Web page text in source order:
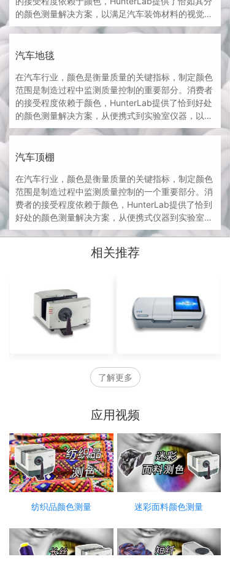
的颜色测量解决方案，以满足汽车装饰材料的视觉感
知质量标准。
汽车地毯
在汽车行业，颜色是衡量质量的关键指标，制定颜色
范围是制造过程中监测质量控制的重要部分。消费者
的接受程度依赖于颜色，HunterLab提供了恰到好处
的颜色测量解决方案，从便携式到实验室仪器，以满
足汽车地毯视觉感知的质量标准。
汽车顶棚
在汽车行业，颜色是衡量质量的关键指标，制定颜色
范围是制造过程中监测质量控制的一个重要部分。消
费者的接受程度依赖于颜色，HunterLab提供了恰到
好处的颜色测量解决方案，从便携式仪器到实验室仪
器，以满足汽车顶棚视觉感知的质量标准。
相关推荐
了解更多
应用视频
纺织品颜色测量 迷彩面料颜色测量